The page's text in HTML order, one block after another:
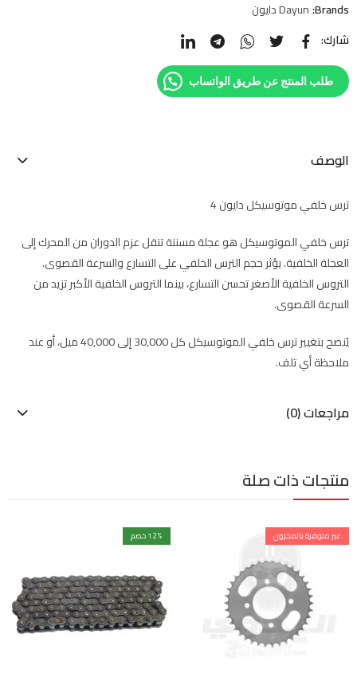
Brands: Dayun دايون
شارك:
طلب المنتج عن طريق الواتساب
الوصف
ترس خلفي موتوسيكل دايون 4
ترس خلفي الموتوسيكل هو عجلة مسننة تنقل عزم الدوران من المحرك إلى
العجلة الخلفية. يؤثر حجم الترس الخلفي على التسارع والسرعة القصوى.
التروس الخلفية الأصغر تحسن التسارع، بينما التروس الخلفية الأكبر تزيد من
السرعة القصوى.
يُنصح بتغيير ترس خلفي الموتوسيكل كل 30,000 إلى 40,000 ميل، أو عند
ملاحظة أي تلف.
مراجعات (0)
منتجات ذات صلة
غير متوفرة بالمخزون 12% خصم